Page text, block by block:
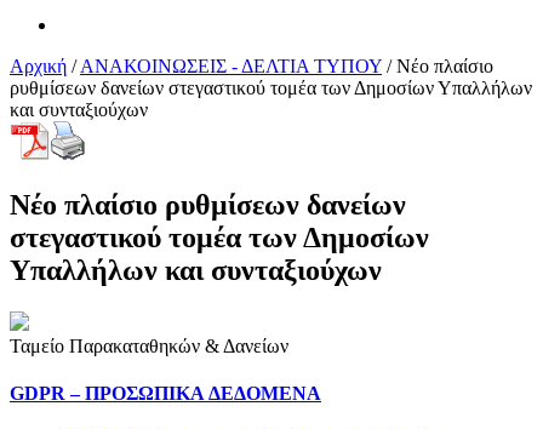
Αρχική /ΑΝΑΚΟΙΝΩΣΕΙΣ - ΔΕΛΤΙΑ ΤΥΠΟΥ /Νέο πλαίσιο
ρυθμίσεων δανείων στεγαστικού τομέα των Δημοσίων Υπαλλήλων
και συνταξιούχων
Νέο πλαίσιο ρυθμίσεων δανείων
στεγαστικού τομέα των Δημοσίων
Υπαλλήλων και συνταξιούχων
Ταμείο Παρακαταθηκών & Δανείων
GDPR – ΠΡΟΣΩΠΙΚA ΔΕΔΟΜEΝΑ